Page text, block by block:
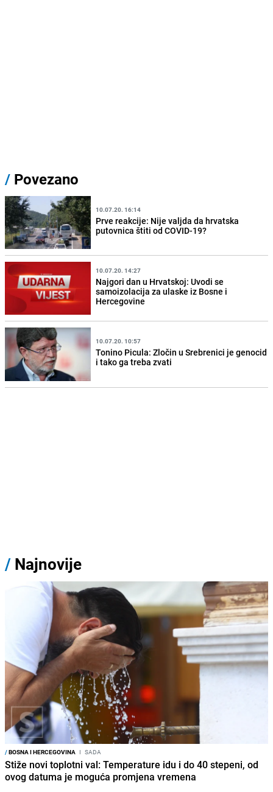
/ Povezano
10.07.20. 16:14
Prve reakcije: Nije valjda da hrvatska
putovnica štiti od COVID-19?
10.07.20. 14:27
Najgori dan u Hrvatskoj: Uvodi se
samoizolacija za ulaske iz Bosne i
Hercegovine
10.07.20. 10:57
Tonino Picula: Zločin u Srebrenici je genocid
i tako ga treba zvati
/ Najnovije
/BOSNA I HERCEGOVINA I SADA
Stiže novi toplotni val: Temperature idu i do 40 stepeni, od
ovog datuma je moguća promjena vremena